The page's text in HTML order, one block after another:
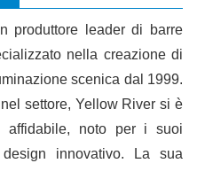
produttore leader di barre
nella creazione di
scenica dal 1999.
settore, Yellow River si è
affidabile, noto per i suoi
innovativo. La sua